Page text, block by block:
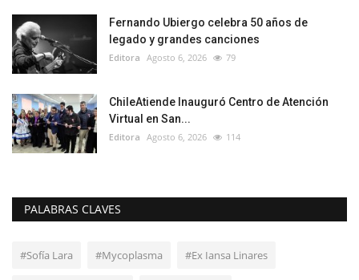
Fernando Ubiergo celebra 50 años de
legado y grandes canciones
Editora Agosto 6, 2026 79
ChileAtiende Inauguró Centro de Atención
Virtual en San...
Editora Agosto 6, 2026 114
PALABRAS CLAVES
#Sofía Lara #Mycoplasma #Ex Iansa Linares